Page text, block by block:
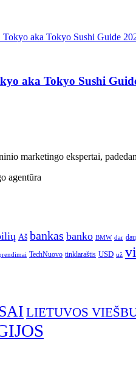
aka Tokyo Sushi
marketingo ekspertai,
Aš bankas banko BMW dar
TechNuovo tinklaraštis USD už
LIETUVOS